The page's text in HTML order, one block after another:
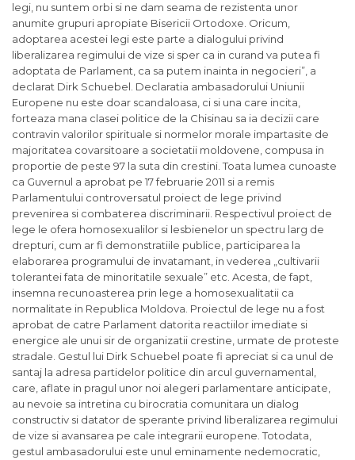
legi, nu suntem orbi si ne dam seama de rezistenta unor
anumite grupuri apropiate Bisericii Ortodoxe. Oricum,
adoptarea acestei legi este parte a dialogului privind
liberalizarea regimului de vize si sper ca in curand va putea fi
adoptata de Parlament, ca sa putem inainta in negocieri”, a
declarat Dirk Schuebel. Declaratia ambasadorului Uniunii
Europene nu este doar scandaloasa, ci si una care incita,
forteaza mana clasei politice de la Chisinau sa ia decizii care
contravin valorilor spirituale si normelor morale impartasite de
majoritatea covarsitoare a societatii moldovene, compusa in
proportie de peste 97 la suta din crestini. Toata lumea cunoaste
ca Guvernul a aprobat pe 17 februarie 2011 si a remis
Parlamentului controversatul proiect de lege privind
prevenirea si combaterea discriminarii. Respectivul proiect de
lege le ofera homosexualilor si lesbienelor un spectru larg de
drepturi, cum ar fi demonstratiile publice, participarea la
elaborarea programului de invatamant, in vederea „cultivarii
tolerantei fata de minoritatile sexuale” etc. Acesta, de fapt,
insemna recunoasterea prin lege a homosexualitatii ca
normalitate in Republica Moldova. Proiectul de lege nu a fost
aprobat de catre Parlament datorita reactiilor imediate si
energice ale unui sir de organizatii crestine, urmate de proteste
stradale. Gestul lui Dirk Schuebel poate fi apreciat si ca unul de
santaj la adresa partidelor politice din arcul guvernamental,
care, aflate in pragul unor noi alegeri parlamentare anticipate,
au nevoie sa intretina cu birocratia comunitara un dialog
constructiv si datator de sperante privind liberalizarea regimului
de vize si avansarea pe cale integrarii europene. Totodata,
gestul ambasadorului este unul eminamente nedemocratic,